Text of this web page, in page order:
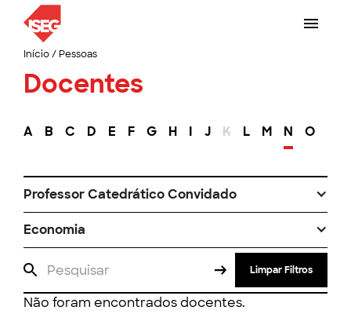
Início/ Pessoas
Docentes
A B C D E F G H I J K L M N O
Professor Catedrático Convidado
Economia
Limpar Filtros
Não foram encontrados docentes.